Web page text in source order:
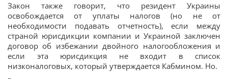
Закон также говорит, что резидент Украины
освобождается от уплаты налогов (но не от
необходимости подавать отчетность), если между
страной юрисдикции компании и Украиной заключен
договор об избежании двойного налогообложения и
если эта юрисдикция не входит в список
низконалоговых, который утверждается Кабмином. Но.